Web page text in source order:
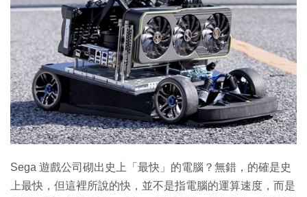
IT Times
生成式AI與雲端應用
Enterprise Digital Transformation
特集
Sega 遊戲公司砌出史上「最快」的電腦？無錯，的確是史
上最快，但這裡所說的快，並不是指電腦的運算速度，而是